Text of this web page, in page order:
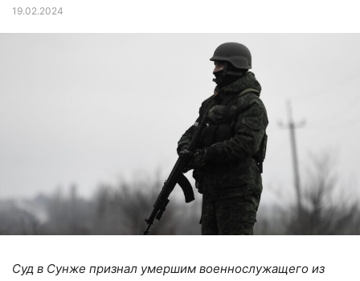
19.02.2024
Суд в Сунже признал умершим военнослужащего из